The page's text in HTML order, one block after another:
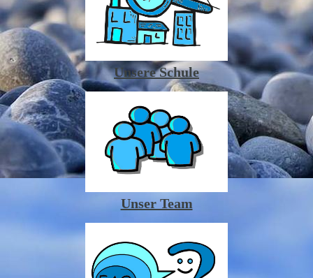
Unsere Schule
Unser Team